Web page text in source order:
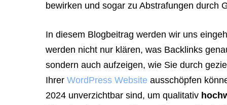
bewirken und sogar zu Abstrafungen durch
In diesem Blogbeitrag werden wir uns
werden nicht nur klären, was Backlinks
sondern auch aufzeigen, wie Sie durch
IhrerWordPress Website ausschöpfen
2024 unverzichtbar sind, um qualitativ